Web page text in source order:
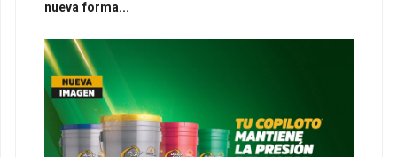
nueva forma...